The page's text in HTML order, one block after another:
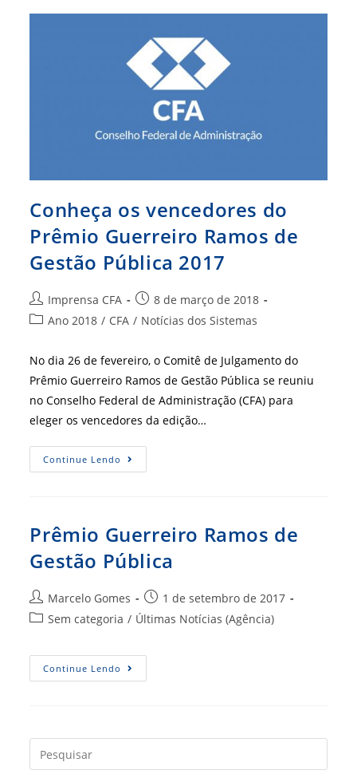
Ramos
Gestão
Pública
2017
Conheça os vencedores do
Prêmio Guerreiro Ramos de
Gestão Pública 2017
Autor
do
Imprensa CFA
Post
publicado:
8 de março de 2018
Categoria
post:
Ano 2018 / CFA / Notícias dos Sistemas
No dia 26 de fevereiro, o Comitê de Julgamento do
Prêmio Guerreiro Ramos de Gestão Pública se reuniu
no Conselho Federal de Administração (CFA) para
eleger os vencedores da edição…
Continue Lendo Conheça
Os
De
Pública
2017
Prêmio Guerreiro Ramos de
Gestão Pública
Autor
do
Marcelo Gomes
Post
publicado:
1 de setembro de 2017
Categoria
post:
Sem categoria / Últimas Notícias (Agência)
Continue Lendo Prêmio
Guerreiro
a